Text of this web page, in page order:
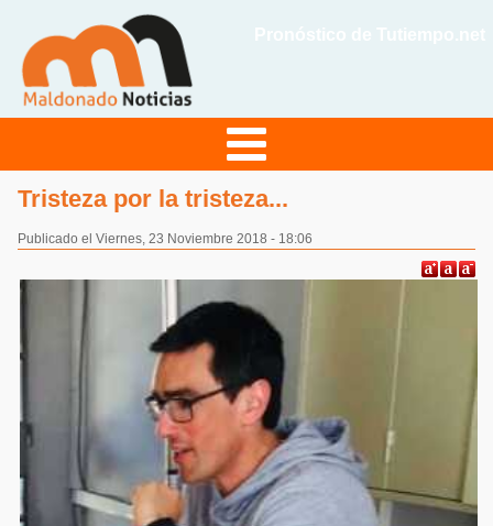
Tristeza por la tristeza...
Publicado el Viernes, 23 Noviembre 2018 - 18:06